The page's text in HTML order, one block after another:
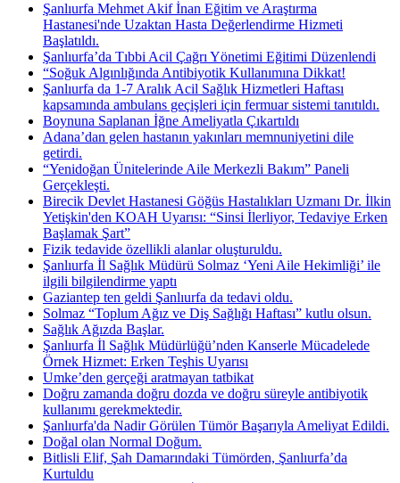
Şanlıurfa Mehmet Akif İnan Eğitim ve Araştırma
Hastanesi'nde Uzaktan Hasta Değerlendirme Hizmeti
Başlatıldı.
Şanlıurfa’da Tıbbi Acil Çağrı Yönetimi Eğitimi Düzenlendi
“Soğuk Algınlığında Antibiyotik Kullanımına Dikkat!
Şanlıurfa da 1-7 Aralık Acil Sağlık Hizmetleri Haftası
kapsamında ambulans geçişleri için fermuar sistemi tanıtıldı.
Boynuna Saplanan İğne Ameliyatla Çıkartıldı
Adana’dan gelen hastanın yakınları memnuniyetini dile
getirdi.
“Yenidoğan Ünitelerinde Aile Merkezli Bakım” Paneli
Gerçekleşti.
Birecik Devlet Hastanesi Göğüs Hastalıkları Uzmanı Dr. İlkin
Yetişkin'den KOAH Uyarısı: “Sinsi İlerliyor, Tedaviye Erken
Başlamak Şart”
Fizik tedavide özellikli alanlar oluşturuldu.
Şanlıurfa İl Sağlık Müdürü Solmaz ‘Yeni Aile Hekimliği’ ile
ilgili bilgilendirme yaptı
Gaziantep ten geldi Şanlıurfa da tedavi oldu.
Solmaz “Toplum Ağız ve Diş Sağlığı Haftası” kutlu olsun.
Sağlık Ağızda Başlar.
Şanlıurfa İl Sağlık Müdürlüğü’nden Kanserle Mücadelede
Örnek Hizmet: Erken Teşhis Uyarısı
Umke’den gerçeği aratmayan tatbikat
Doğru zamanda doğru dozda ve doğru süreyle antibiyotik
kullanımı gerekmektedir.
Şanlıurfa'da Nadir Görülen Tümör Başarıyla Ameliyat Edildi.
Doğal olan Normal Doğum.
Bitlisli Elif, Şah Damarındaki Tümörden, Şanlıurfa’da
Kurtuldu